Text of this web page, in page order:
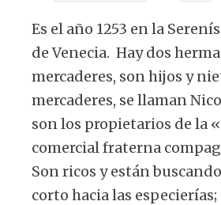
Es el año 1253 en la
de Venecia. Hay dos
mercaderes, son hijos y
mercaderes, se llaman
son los propietarios de la
comercial fraterna
Son ricos y están
corto hacia las